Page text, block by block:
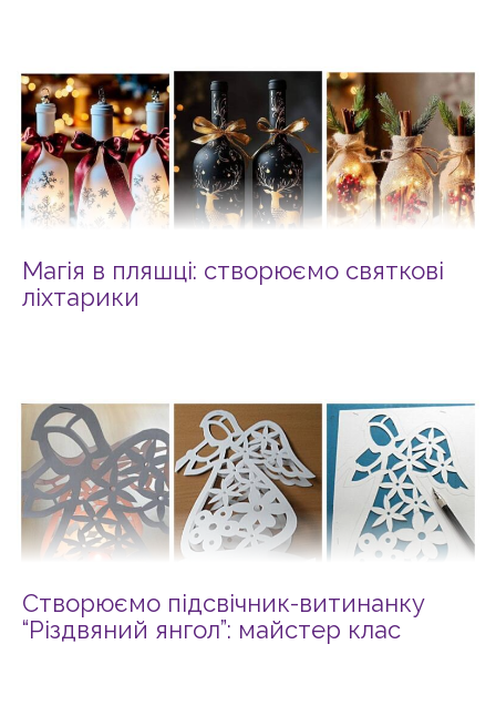
Магія в пляшці: створюємо святкові
ліхтарики
Створюємо підсвічник-витинанку
“Різдвяний янгол”: майстер клас